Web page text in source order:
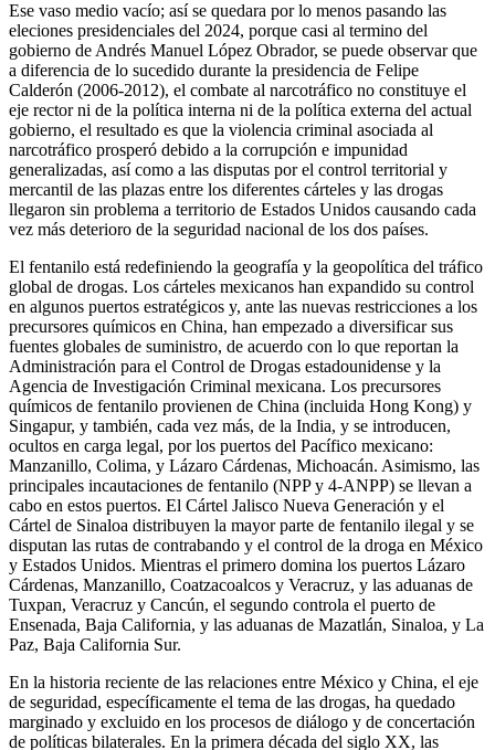
Ese vaso medio vacío; así se quedara por lo menos pasando las
eleciones presidenciales del 2024, porque casi al termino del
gobierno de Andrés Manuel López Obrador, se puede observar que
a diferencia de lo sucedido durante la presidencia de Felipe
Calderón (2006-2012), el combate al narcotráfico no constituye el
eje rector ni de la política interna ni de la política externa del actual
gobierno, el resultado es que la violencia criminal asociada al
narcotráfico prosperó debido a la corrupción e impunidad
generalizadas, así como a las disputas por el control territorial y
mercantil de las plazas entre los diferentes cárteles y las drogas
llegaron sin problema a territorio de Estados Unidos causando cada
vez más deterioro de la seguridad nacional de los dos países.
El fentanilo está redefiniendo la geografía y la geopolítica del tráfico
global de drogas. Los cárteles mexicanos han expandido su control
en algunos puertos estratégicos y, ante las nuevas restricciones a los
precursores químicos en China, han empezado a diversificar sus
fuentes globales de suministro, de acuerdo con lo que reportan la
Administración para el Control de Drogas estadounidense y la
Agencia de Investigación Criminal mexicana. Los precursores
químicos de fentanilo provienen de China (incluida Hong Kong) y
Singapur, y también, cada vez más, de la India, y se introducen,
ocultos en carga legal, por los puertos del Pacífico mexicano:
Manzanillo, Colima, y Lázaro Cárdenas, Michoacán. Asimismo, las
principales incautaciones de fentanilo (NPP y 4-ANPP) se llevan a
cabo en estos puertos. El Cártel Jalisco Nueva Generación y el
Cártel de Sinaloa distribuyen la mayor parte de fentanilo ilegal y se
disputan las rutas de contrabando y el control de la droga en México
y Estados Unidos. Mientras el primero domina los puertos Lázaro
Cárdenas, Manzanillo, Coatzacoalcos y Veracruz, y las aduanas de
Tuxpan, Veracruz y Cancún, el segundo controla el puerto de
Ensenada, Baja California, y las aduanas de Mazatlán, Sinaloa, y La
Paz, Baja California Sur.
En la historia reciente de las relaciones entre México y China, el eje
de seguridad, específicamente el tema de las drogas, ha quedado
marginado y excluido en los procesos de diálogo y de concertación
de políticas bilaterales. En la primera década del siglo XX, las